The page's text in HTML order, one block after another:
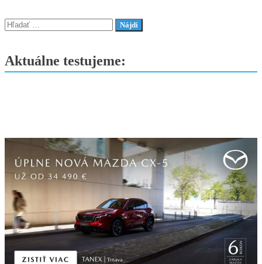
limitovaná
edícia
čiernymi
Hľadať:
Aktuálne testujeme: